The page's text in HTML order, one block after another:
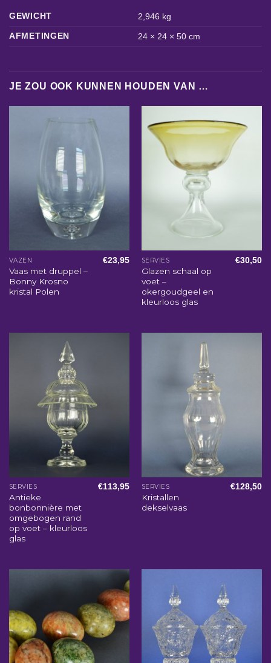
GEWICHT
2,946 kg
AFMETINGEN
24 × 24 × 50 cm
JE ZOU OOK KUNNEN HOUDEN VAN …
VAZEN
Vaas met druppel –
Bonny Krosno
kristal Polen
€23,95 SERVIES
Glazen schaal op
voet –
okergoudgeel en
kleurloos glas
€30,50
SERVIES
Antieke
bonbonnière met
omgebogen rand
op voet – kleurloos
glas
€113,95 SERVIES
Kristallen
dekselvaas
€128,50